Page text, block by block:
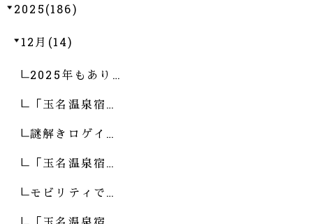
2025(186)
12月(14)
2025年もあり…
「玉名温泉宿…
謎解きロゲイ…
「玉名温泉宿…
モビリティで…